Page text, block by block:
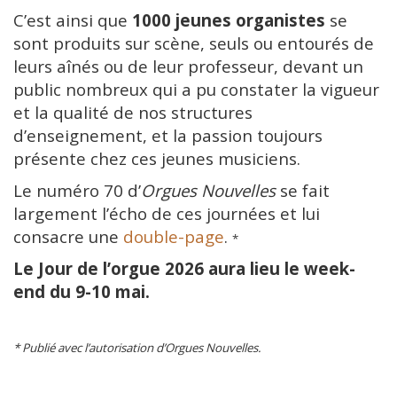
C’est ainsi que 1000 jeunes organistes se
sont produits sur scène, seuls ou entourés de
leurs aînés ou de leur professeur, devant un
public nombreux qui a pu constater la vigueur
et la qualité de nos structures
d’enseignement, et la passion toujours
présente chez ces jeunes musiciens.
Le numéro 70 d’Orgues Nouvellesse fait
largement l’écho de ces journées et lui
consacre une double-page. *
Le Jour de l’orgue 2026 aura lieu le week-
end du 9-10 mai.
* Publié avec l’autorisation d’Orgues Nouvelles.